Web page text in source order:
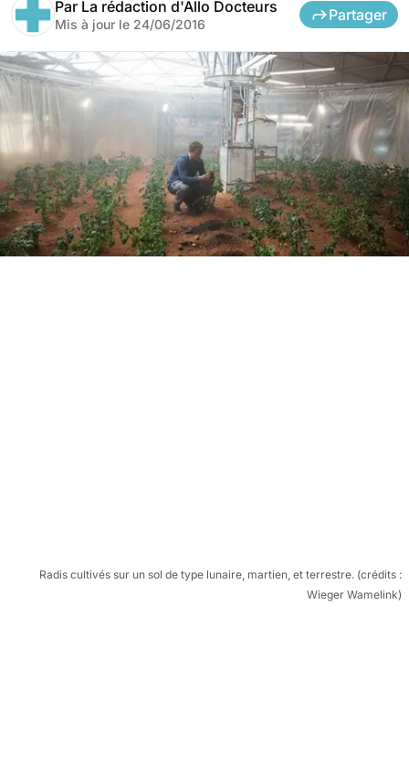
Par La rédaction d'Allo Docteurs
Mis à jour le 24/06/2016
Partager
Radis cultivés sur un sol de type lunaire, martien, et terrestre. (crédits :
Wieger Wamelink)